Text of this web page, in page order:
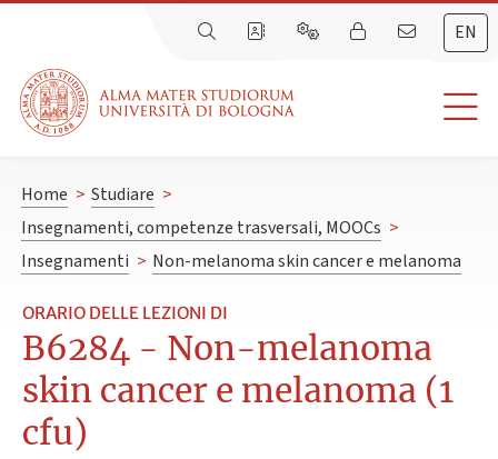
EN
Home > Studiare >
Insegnamenti, competenze trasversali, MOOCs >
Insegnamenti > Non-melanoma skin cancer e melanoma
ORARIO DELLE LEZIONI DI
B6284 - Non-melanoma
skin cancer e melanoma (1
cfu)